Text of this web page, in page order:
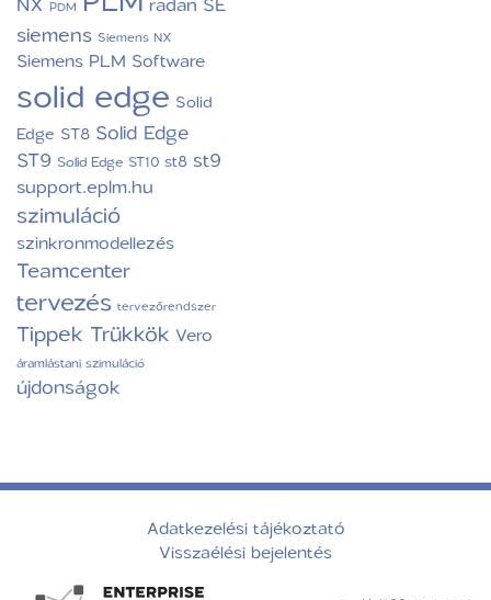
PDM
siemens Siemens NX
Siemens PLM Software
solid edge Solid
Edge ST8 Solid Edge
ST9 Solid Edge ST10 st8 st9
support.eplm.hu
szimuláció
szinkronmodellezés
Teamcenter
tervezés tervezőrendszer
Tippek Trükkök Vero
áramlástani szimuláció
újdonságok
Adatkezelési tájékoztató
Visszaélési bejelentés